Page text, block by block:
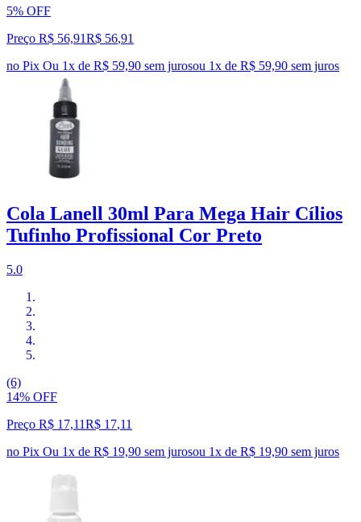
5% OFF
Preço R$ 56,91R$ 56,91
no Pix Ou 1x de R$ 59,90 sem jurosou 1x de R$ 59,90 sem juros
Cola Lanell 30ml Para Mega Hair Cílios
Tufinho Profissional Cor Preto
5.0
(6)
14% OFF
Preço R$ 17,11R$ 17,11
no Pix Ou 1x de R$ 19,90 sem jurosou 1x de R$ 19,90 sem juros